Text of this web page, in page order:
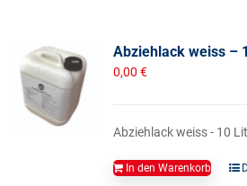
Abziehlack weiss –
0,00 €
Abziehlack weiss - 10
In den Warenkorb